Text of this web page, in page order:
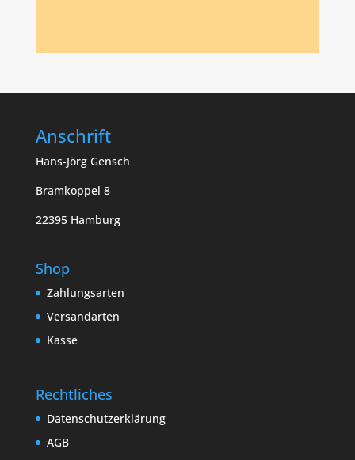
Anschrift
Hans-Jörg Gensch
Bramkoppel 8
22395 Hamburg
Shop
Zahlungsarten
Versandarten
Kasse
Rechtliches
Datenschutzerklärung
AGB